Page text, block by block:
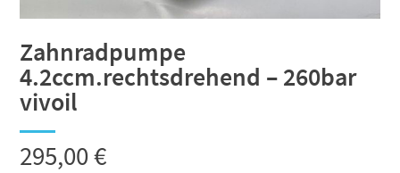
Zahnradpumpe
4.2ccm.rechtsdrehend – 260bar
vivoil
295,00€